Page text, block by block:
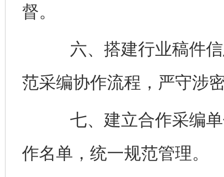
督。
六、搭建行业稿件信
范采编协作流程，严守涉
七、建立合作采编单
作名单，统一规范管理。